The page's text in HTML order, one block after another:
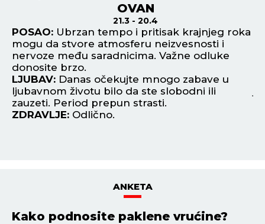
OVAN
21.3 - 20.4
POSAO: Ubrzan tempo i pritisak krajnjeg roka
mogu da stvore atmosferu neizvesnosti i
nervoze među saradnicima. Važne odluke
donosite brzo.
LJUBAV: Danas očekujte mnogo zabave u
ljubavnom životu bilo da ste slobodni ili
zauzeti. Period prepun strasti.
ZDRAVLJE: Odlično.
ANKETA
Kako podnosite paklene vrućine?